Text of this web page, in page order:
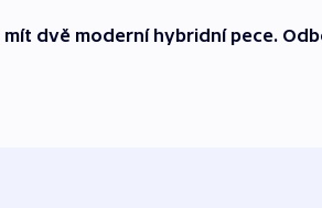
dvě moderní hybridní pece.